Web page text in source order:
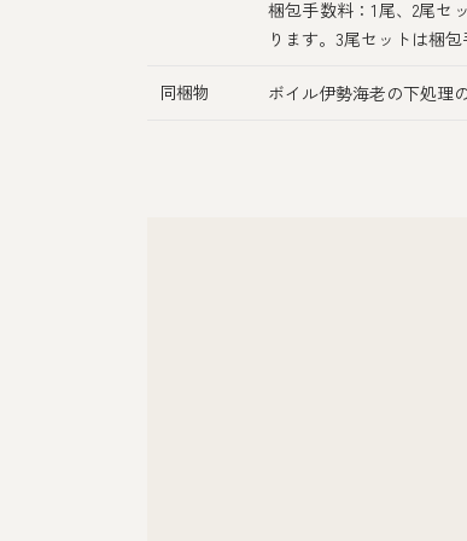
梱包手数料：1尾、2尾セ
ります。3尾セットは梱
同梱物 ボイル伊勢海老の下処理